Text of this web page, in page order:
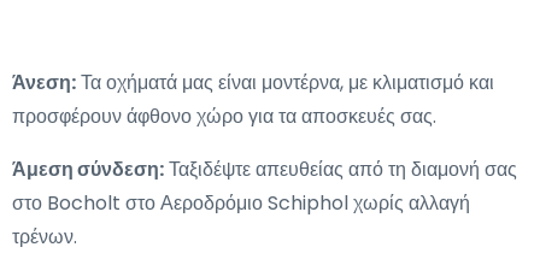
Άνεση:Τα οχήματά μας είναι μοντέρνα, με κλιματισμό και
προσφέρουν άφθονο χώρο για τα αποσκευές σας.
Άμεση σύνδεση:Ταξιδέψτε απευθείας από τη διαμονή σας
στο Bocholt στο Αεροδρόμιο Schiphol χωρίς αλλαγή
τρένων.